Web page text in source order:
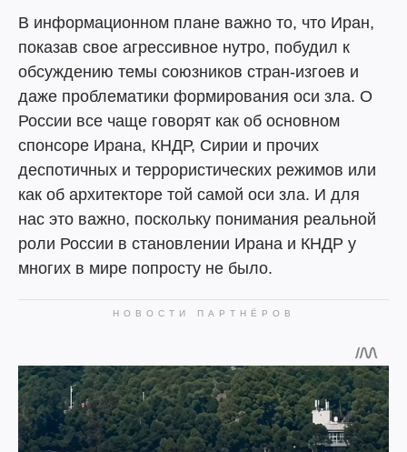
В информационном плане важно то, что Иран,
показав свое агрессивное нутро, побудил к
обсуждению темы союзников стран-изгоев и
даже проблематики формирования оси зла. О
России все чаще говорят как об основном
спонсоре Ирана, КНДР, Сирии и прочих
деспотичных и террористических режимов или
как об архитекторе той самой оси зла. И для
нас это важно, поскольку понимания реальной
роли России в становлении Ирана и КНДР у
многих в мире попросту не было.